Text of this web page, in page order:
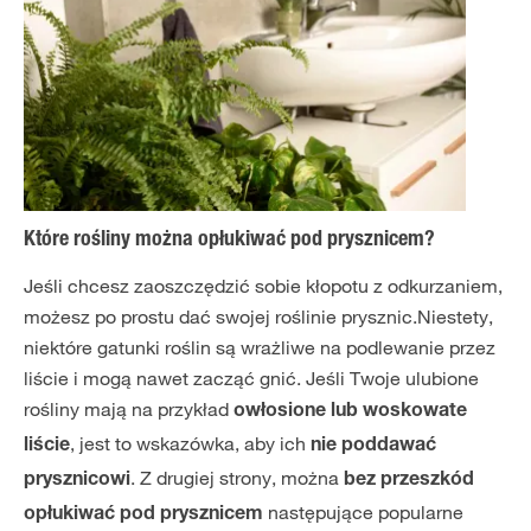
Które rośliny można opłukiwać pod prysznicem?
Jeśli chcesz zaoszczędzić sobie kłopotu z odkurzaniem,
możesz po prostu dać swojej roślinie prysznic.Niestety,
niektóre gatunki roślin są wrażliwe na podlewanie przez
liście i mogą nawet zacząć gnić. Jeśli Twoje ulubione
rośliny mają na przykład owłosione lub woskowate
liście, jest to wskazówka, aby ich nie poddawać
prysznicowi. Z drugiej strony, można bez przeszkód
opłukiwać pod prysznicem następujące popularne